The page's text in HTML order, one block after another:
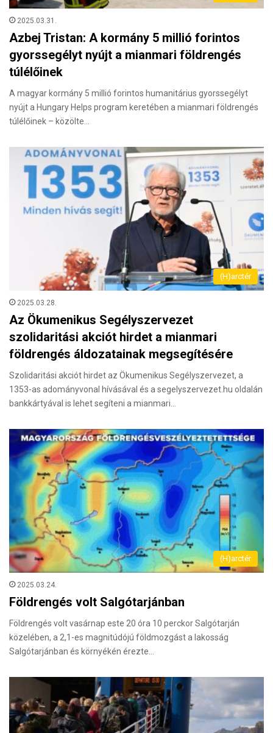
2025.03.31.
Azbej Tristan: A kormány 5 millió forintos
gyorssegélyt nyújt a mianmari földrengés
túlélőinek
A magyar kormány 5 millió forintos humanitárius gyorssegélyt
nyújt a Hungary Helps program keretében a mianmari földrengés
túlélőinek – közölte…
(H)arctér
2025.03.28.
Az Ökumenikus Segélyszervezet
szolidaritási akciót hirdet a mianmari
földrengés áldozatainak megsegítésére
Szolidaritási akciót hirdet az Ökumenikus Segélyszervezet, a
1353-as adományvonal hívásával és a segelyszervezet.hu oldalán
bankkártyával is lehet segíteni a mianmari…
(H)arctér
2025.03.24.
Földrengés volt Salgótarjánban
Földrengés volt vasárnap este 20 óra 10 perckor Salgótarján
közelében, a 2,1-es magnitúdójú földmozgást a lakosság
Salgótarjánban és környékén érezte…